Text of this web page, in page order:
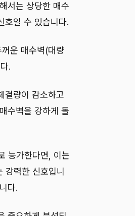
서는 상당한 매수
호일 수 있습니다.
운 매수벽(대량
.
결량이 감소하고
수벽을 강하게 돌
능가한다면, 이는
강력한 신호입니
다.